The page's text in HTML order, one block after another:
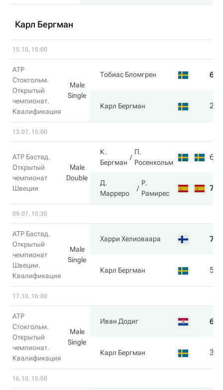
Карл Бергман
15.10, 15:00
ATP
Стокгольм.
Открытый
чемпионат.
Квалификация
Male
Single
Тобиас Бломгрен 6
Карл Бергман 2
13.07, 15:00
ATP Бастад.
Открытый
чемпионат
Швеции
Male
Double
К.
Бергман
П.
Росенхольм
6
Д.
Марреро
Р.
Рамирес
7
09.07, 15:30
ATP Бастад.
Открытый
чемпионат
Швеции.
Квалификация
Male
Single
Харри Хелиоваара 7
Карл Бергман 5
17.10, 16:00
ATP
Стокгольм.
Открытый
чемпионат.
Квалификация
Male
Single
Иван Додиг 6
Карл Бергман 3
16.10, 15:00